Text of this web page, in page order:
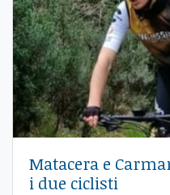
Matacera e
i due ciclisti